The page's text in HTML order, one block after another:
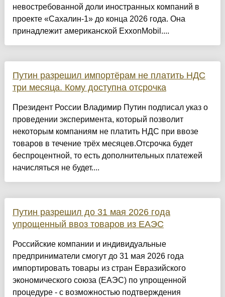
невостребованной доли иностранных компаний в
проекте «Сахалин-1» до конца 2026 года. Она
принадлежит американской ExxonMobil....
Путин разрешил импортёрам не платить НДС
три месяца. Кому доступна отсрочка
Президент России Владимир Путин подписал указ о
проведении эксперимента, который позволит
некоторым компаниям не платить НДС при ввозе
товаров в течение трёх месяцев.Отсрочка будет
беспроцентной, то есть дополнительных платежей
начисляться не будет....
Путин разрешил до 31 мая 2026 года
упрощенный ввоз товаров из ЕАЭС
Российские компании и индивидуальные
предприниматели смогут до 31 мая 2026 года
импортировать товары из стран Евразийского
экономического союза (ЕАЭС) по упрощенной
процедуре - с возможностью подтверждения